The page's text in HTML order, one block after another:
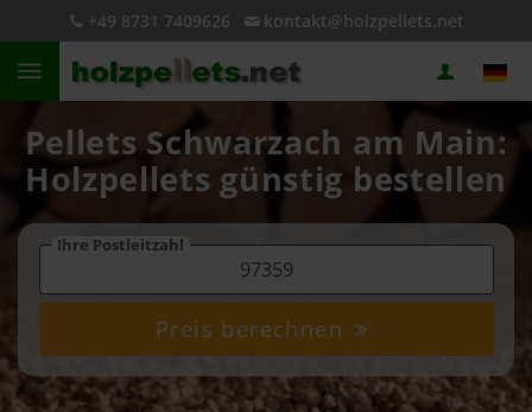
+49 8731 7409626 kontakt@holzpellets.net
Pellets Schwarzach am Main:
Holzpellets günstig bestellen
Ihre Postleitzahl
Preis berechnen